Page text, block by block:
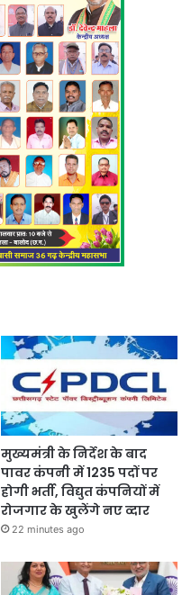
मुख्यमंत्री के निर्देश के बाद
पावर कंपनी में 1235 पदों पर
होगी भर्ती, विद्युत कंपनियों में
रोजगार के खुलेंगे नए व्दार
22 minutes ago